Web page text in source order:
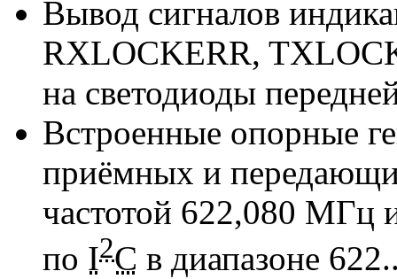
Вывод сигналов
RXLOCKERR,
на светодиоды
Встроенные опорные
приёмных и
частотой 622,080 МГц
по I2C в диапазоне